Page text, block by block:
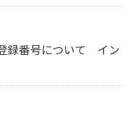
録番号について イン